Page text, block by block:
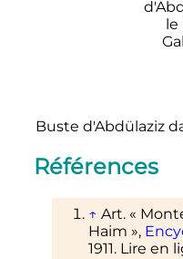
Buste d'Abdülaziz
Références
↑ Art. «
Haim »,
1911. Lire en